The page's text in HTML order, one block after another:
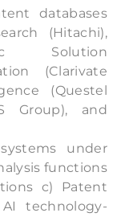
databases
(Hitachi),
Solution
(Clarivate
(Questel
Group), and
under
functions
c) Patent
technology-